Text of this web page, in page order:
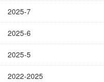
2025-7
2025-6
2025-5
2022-2025